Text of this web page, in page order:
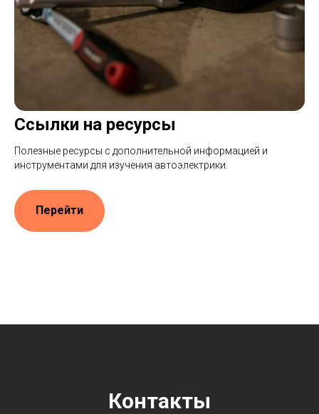
Ссылки на ресурсы
Полезные ресурсы с дополнительной информацией и
инструментами для изучения автоэлектрики.
Перейти
Контакты